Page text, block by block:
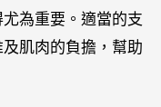
為重要。適當的支
肌肉的負擔，幫助